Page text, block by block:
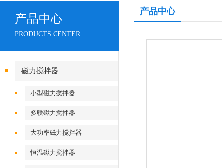
产品中心
PRODUCTS CENTER
磁力搅拌器
小型磁力搅拌器
多联磁力搅拌器
大功率磁力搅拌器
恒温磁力搅拌器
产品中心